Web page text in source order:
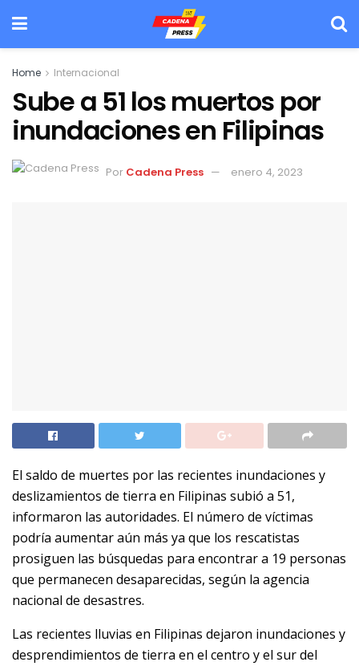
Home Internacional
Sube a 51 los muertos por
inundaciones en Filipinas
Por Cadena Press enero 4, 2023
El saldo de muertes por las recientes inundaciones y
deslizamientos de tierra en Filipinas subió a 51,
informaron las autoridades. El número de víctimas
podría aumentar aún más ya que los rescatistas
prosiguen las búsquedas para encontrar a 19 personas
que permanecen desaparecidas, según la agencia
nacional de desastres.
Las recientes lluvias en Filipinas dejaron inundaciones y
desprendimientos de tierra en el centro y el sur del